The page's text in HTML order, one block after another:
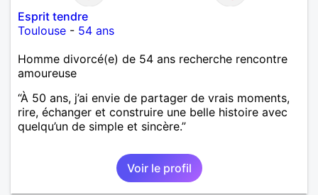
Esprit tendre
Toulouse - 54 ans
Homme divorcé(e) de 54 ans recherche rencontre
amoureuse
“À 50 ans, j’ai envie de partager de vrais moments,
rire, échanger et construire une belle histoire avec
quelqu’un de simple et sincère.”
Voir le profil